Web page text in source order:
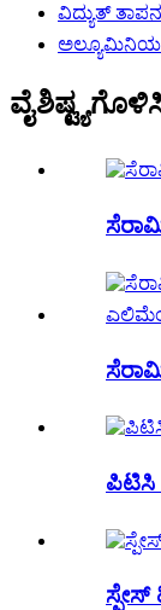
ವಿದ್ಯುತ್
ಪಿಟಿಸಿ